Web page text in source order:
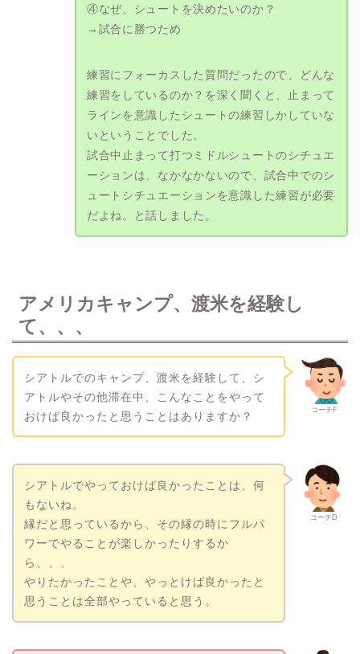
④なぜ、シュートを決めたいのか？
→試合に勝つため
練習にフォーカスした質問だったので、どんな
練習をしているのか？を深く聞くと、止まって
ラインを意識したシュートの練習しかしていな
いということでした。
試合中止まって打つミドルシュートのシチュエ
ーションは、なかなかないので、試合中でのシ
ュートシチュエーションを意識した練習が必要
だよね。と話しました。
アメリカキャンプ、渡米を経験し
て、、、
コーチF
シアトルでのキャンプ、渡米を経験して、シ
アトルやその他滞在中、こんなことをやって
おけば良かったと思うことはありますか？
コーチD
シアトルでやっておけば良かったことは、何
もないね。
縁だと思っているから、その縁の時にフルパ
ワーでやることが楽しかったりするか
ら、、、
やりたかったことや、やっとけば良かったと
思うことは全部やっていると思う。